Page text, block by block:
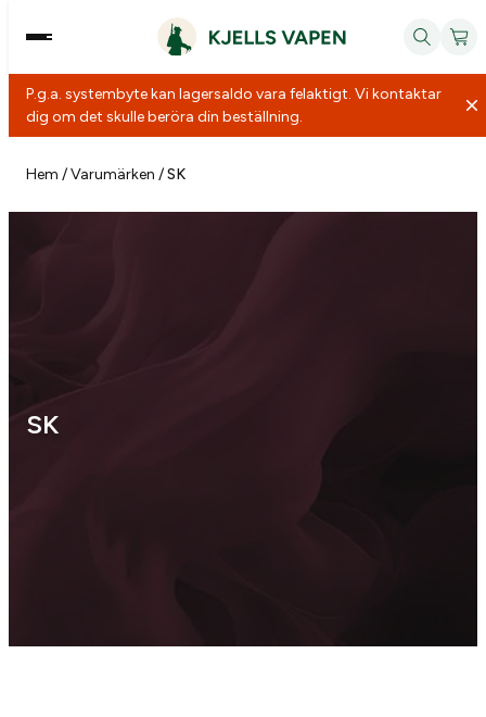
P.g.a. systembyte kan lagersaldo vara felaktigt. Vi kontaktar
dig om det skulle beröra din beställning.
Hem /Varumärken /SK
SK